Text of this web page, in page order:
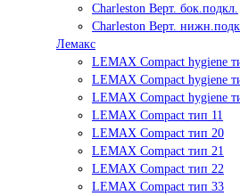
Charleston Верт. бок.подкл.
Charleston Верт.
Лемакс
LEMAX Compact hygiene
LEMAX Compact hygiene
LEMAX Compact hygiene
LEMAX Compact тип 11
LEMAX Compact тип 20
LEMAX Compact тип 21
LEMAX Compact тип 22
LEMAX Compact тип 33